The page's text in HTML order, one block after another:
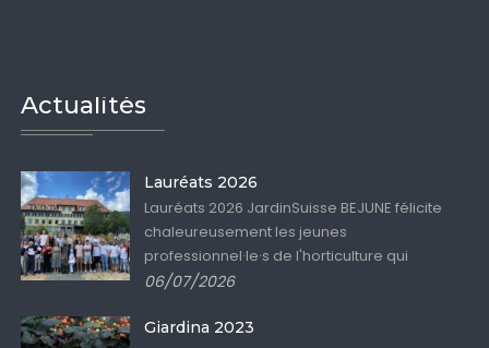
Actualités
Lauréats 2026
Lauréats 2026 JardinSuisse BEJUNE félicite
chaleureusement les jeunes
professionnel·le·s de l'horticulture qui
06/07/2026
Giardina 2023